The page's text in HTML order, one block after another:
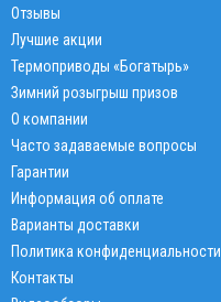
Отзывы
Лучшие акции
Термоприводы «Богатырь»
Зимний розыгрыш призов
О компании
Часто задаваемые вопросы
Гарантии
Информация об оплате
Варианты доставки
Политика конфиденциальности
Контакты